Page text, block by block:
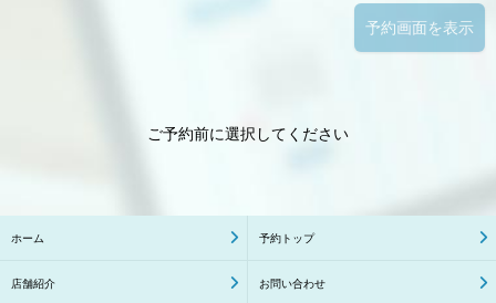
予約画面を表示
ご予約前に選択してください
ホーム 予約トップ
店舗紹介 お問い合わせ